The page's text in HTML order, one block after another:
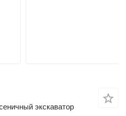
экскаватор